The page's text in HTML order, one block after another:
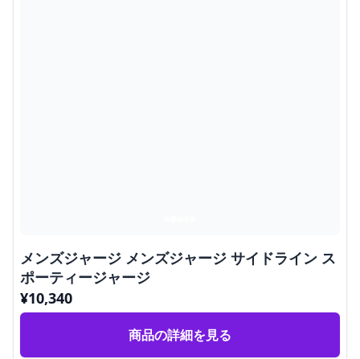
メンズジャージ メンズジャージ サイドライン ス
ポーティージャージ
¥10,340
商品の詳細を見る